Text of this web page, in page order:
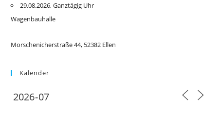
29.08.2026, Ganztägig Uhr
Wagenbauhalle
Morschenicherstraße 44, 52382 Ellen
Kalender